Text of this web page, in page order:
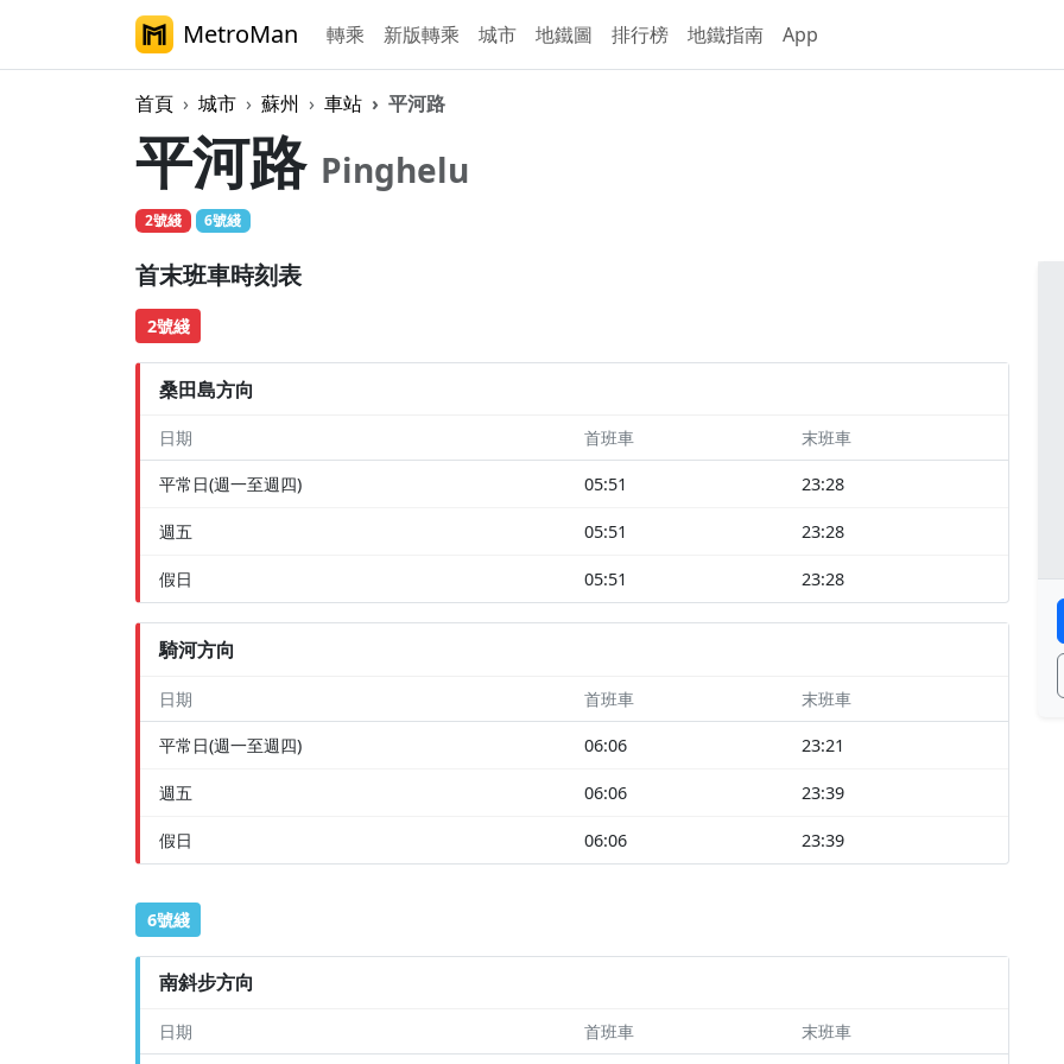
MetroMan 轉乘 新版轉乘 城市 地鐵圖 排行榜 地鐵指南 App
首頁 城市 蘇州 車站 平河路
平河路 Pinghelu
2號綫 6號綫
首末班車時刻表
2號綫
桑田島方向
日期 首班車 末班車
平常日(週一至週四) 05:51 23:28
週五 05:51 23:28
假日 05:51 23:28
騎河方向
日期 首班車 末班車
平常日(週一至週四) 06:06 23:21
週五 06:06 23:39
假日 06:06 23:39
6號綫
南斜步方向
日期 首班車 末班車